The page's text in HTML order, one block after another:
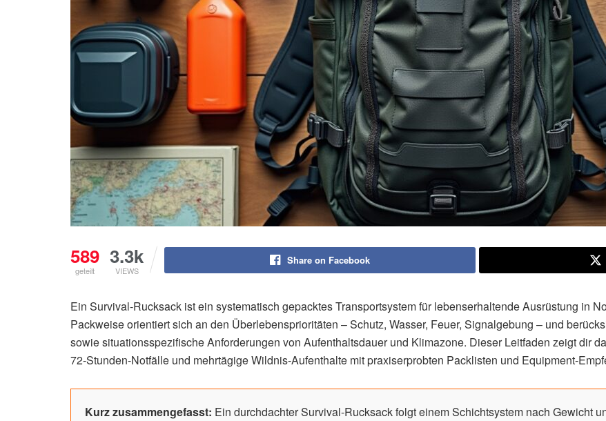
589
geteilt
3.3k
VIEWS
Share on Facebook
Ein Survival-Rucksack ist ein systematisch gepacktes Transportsystem für lebenserhaltende Ausrüstung in
Packweise orientiert sich an den Überlebensprioritäten – Schutz, Wasser, Feuer, Signalgebung – und
sowie situationsspezifische Anforderungen von Aufenthaltsdauer und Klimazone. Dieser Leitfaden zeigt dir
72-Stunden-Notfälle und mehrtägige Wildnis-Aufenthalte mit praxiserprobten Packlisten und Equipment-
Kurz zusammengefasst: Ein durchdachter Survival-Rucksack folgt einem Schichtsystem nach Gewicht